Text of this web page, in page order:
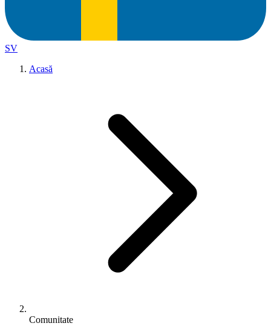
SV
Acasă
Comunitate